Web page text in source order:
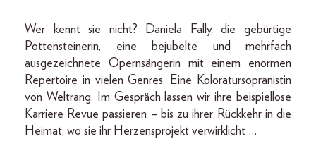
Wer kennt sie nicht? Daniela Fally, die gebürtige
Pottensteinerin, eine bejubelte und mehrfach
ausgezeichnete Opernsängerin mit einem enormen
Repertoire in vielen Genres. Eine Koloratursopranistin
von Weltrang. Im Gespräch lassen wir ihre beispiellose
Karriere Revue passieren – bis zu ihrer Rückkehr in die
Heimat, wo sie ihr Herzensprojekt verwirklicht …